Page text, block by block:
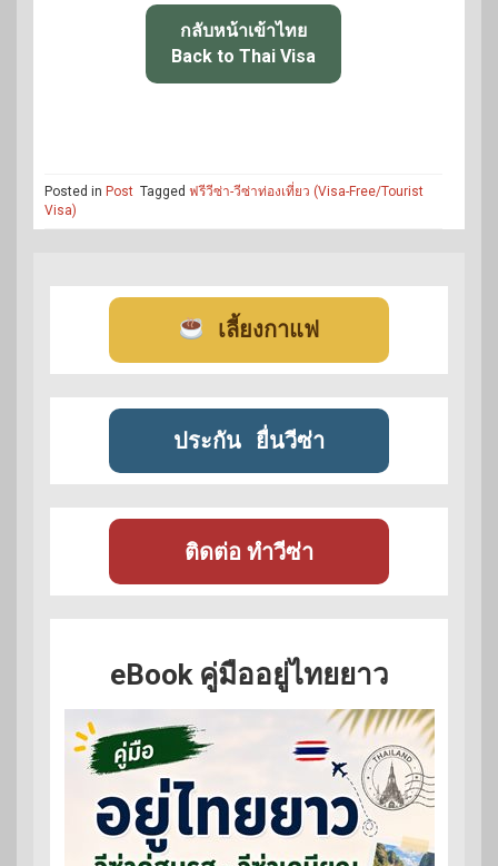
กลับหน้าเข้าไทย
Back to Thai Visa
Posted in Post Tagged ฟรีวีซ่า-วีซ่าท่องเที่ยว (Visa-Free/Tourist
Visa)
เลี้ยงกาแฟ
ประกัน ยื่นวีซ่า
ติดต่อ ทำวีซ่า
eBook คู่มืออยู่ไทยยาว